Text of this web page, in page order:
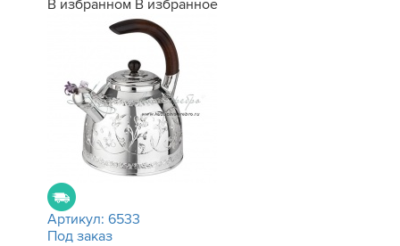
В избранном В избранное
Артикул: 6533
Под заказ